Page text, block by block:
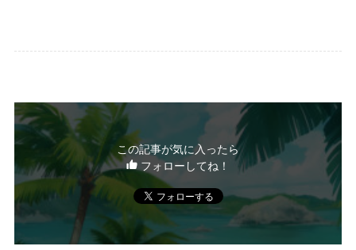
この記事が気に入ったら
フォローしてね！